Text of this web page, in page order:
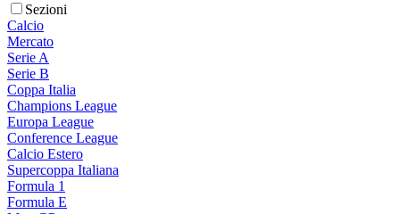
Sezioni
Calcio
Mercato
Serie A
Serie B
Coppa Italia
Champions League
Europa League
Conference League
Calcio Estero
Supercoppa Italiana
Formula 1
Formula E